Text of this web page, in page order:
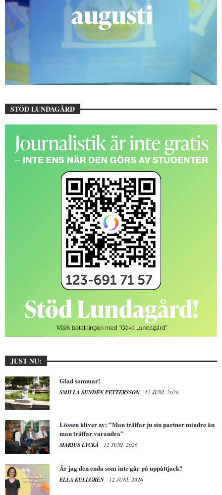
STÖD LUNDAGÅRD
JUST NU:
Glad sommar!
SMILLA SUNDÉN PETTERSSON 12 JUNI, 2026
Lössen kliver av: ”Man träffar ju sin partner mindre än
man träffar varandra”
MARIUS LYCKÅ 12 JUNI, 2026
Är jag den enda som inte går på uppåttjack?
ELLA KULLGREN 12 JUNI, 2026